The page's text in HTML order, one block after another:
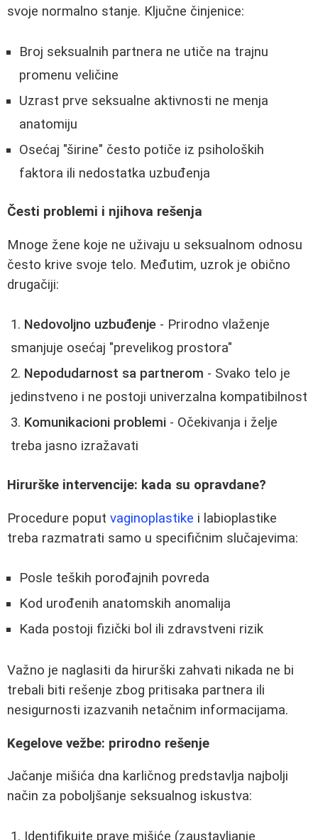
svoje normalno stanje. Ključne činjenice:
Broj seksualnih partnera ne utiče na trajnu
promenu veličine
Uzrast prve seksualne aktivnosti ne menja
anatomiju
Osećaj "širine" često potiče iz psiholoških
faktora ili nedostatka uzbuđenja
Česti problemi i njihova rešenja
Mnoge žene koje ne uživaju u seksualnom odnosu
često krive svoje telo. Međutim, uzrok je obično
drugačiji:
Nedovoljno uzbuđenje - Prirodno vlaženje
smanjuje osećaj "prevelikog prostora"
Nepodudarnost sa partnerom - Svako telo je
jedinstveno i ne postoji univerzalna kompatibilnost
Komunikacioni problemi - Očekivanja i želje
treba jasno izražavati
Hirurške intervencije: kada su opravdane?
Procedure poput vaginoplastike i labioplastike
treba razmatrati samo u specifičnim slučajevima:
Posle teških porođajnih povreda
Kod urođenih anatomskih anomalija
Kada postoji fizički bol ili zdravstveni rizik
Važno je naglasiti da hirurški zahvati nikada ne bi
trebali biti rešenje zbog pritisaka partnera ili
nesigurnosti izazvanih netačnim informacijama.
Kegelove vežbe: prirodno rešenje
Jačanje mišića dna karličnog predstavlja najbolji
način za poboljšanje seksualnog iskustva:
Identifikujte prave mišiće (zaustavljanje